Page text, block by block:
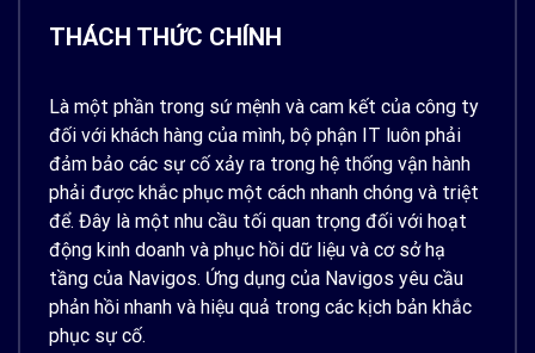
THÁCH THỨC CHÍNH
Là một phần trong sứ mệnh và cam kết của công ty
đối với khách hàng của mình, bộ phận IT luôn phải
đảm bảo các sự cố xảy ra trong hệ thống vận hành
phải được khắc phục một cách nhanh chóng và triệt
để. Đây là một nhu cầu tối quan trọng đối với hoạt
động kinh doanh và phục hồi dữ liệu và cơ sở hạ
tầng của Navigos. Ứng dụng của Navigos yêu cầu
phản hồi nhanh và hiệu quả trong các kịch bản khắc
phục sự cố.